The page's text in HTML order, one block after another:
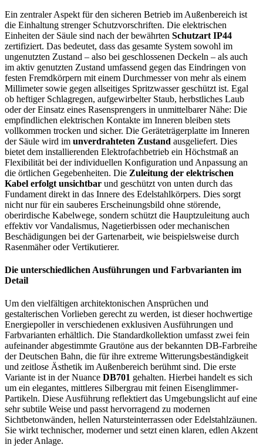
Ein zentraler Aspekt für den sicheren Betrieb im Außenbereich ist
die Einhaltung strenger Schutzvorschriften. Die elektrischen
Einheiten der Säule sind nach der bewährten Schutzart IP44
zertifiziert. Das bedeutet, dass das gesamte System sowohl im
ungenutzten Zustand – also bei geschlossenen Deckeln – als auch
im aktiv genutzten Zustand umfassend gegen das Eindringen von
festen Fremdkörpern mit einem Durchmesser von mehr als einem
Millimeter sowie gegen allseitiges Spritzwasser geschützt ist. Egal
ob heftiger Schlagregen, aufgewirbelter Staub, herbstliches Laub
oder der Einsatz eines Rasensprengers in unmittelbarer Nähe: Die
empfindlichen elektrischen Kontakte im Inneren bleiben stets
vollkommen trocken und sicher. Die Geräteträgerplatte im Inneren
der Säule wird im unverdrahteten Zustand ausgeliefert. Dies
bietet dem installierenden Elektrofachbetrieb ein Höchstmaß an
Flexibilität bei der individuellen Konfiguration und Anpassung an
die örtlichen Gegebenheiten. Die Zuleitung der elektrischen
Kabel erfolgt unsichtbar und geschützt von unten durch das
Fundament direkt in das Innere des Edelstahlkörpers. Dies sorgt
nicht nur für ein sauberes Erscheinungsbild ohne störende,
oberirdische Kabelwege, sondern schützt die Hauptzuleitung auch
effektiv vor Vandalismus, Nagetierbissen oder mechanischen
Beschädigungen bei der Gartenarbeit, wie beispielsweise durch
Rasenmäher oder Vertikutierer.
Die unterschiedlichen Ausführungen und Farbvarianten im
Detail
Um den vielfältigen architektonischen Ansprüchen und
gestalterischen Vorlieben gerecht zu werden, ist dieser hochwertige
Energiepoller in verschiedenen exklusiven Ausführungen und
Farbvarianten erhältlich. Die Standardkollektion umfasst zwei fein
aufeinander abgestimmte Grautöne aus der bekannten DB-Farbreihe
der Deutschen Bahn, die für ihre extreme Witterungsbeständigkeit
und zeitlose Ästhetik im Außenbereich berühmt sind. Die erste
Variante ist in der Nuance DB701 gehalten. Hierbei handelt es sich
um ein elegantes, mittleres Silbergrau mit feinen Eisenglimmer-
Partikeln. Diese Ausführung reflektiert das Umgebungslicht auf eine
sehr subtile Weise und passt hervorragend zu modernen
Sichtbetonwänden, hellen Natursteinterrassen oder Edelstahlzäunen.
Sie wirkt technischer, moderner und setzt einen klaren, edlen Akzent
in jeder Anlage.